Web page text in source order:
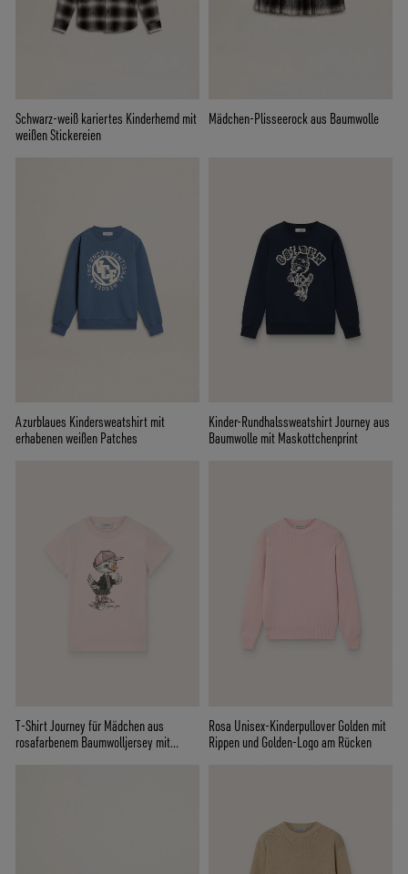
Schwarz-weiß kariertes Kinderhemd mit
weißen Stickereien
Mädchen-Plisseerock aus Baumwolle
Azurblaues Kindersweatshirt mit
erhabenen weißen Patches
Kinder-Rundhalssweatshirt Journey aus
Baumwolle mit Maskottchenprint
T-Shirt Journey für Mädchen aus
rosafarbenem Baumwolljersey mit
Rosa Unisex-Kinderpullover Golden mit
Rippen und Golden-Logo am Rücken